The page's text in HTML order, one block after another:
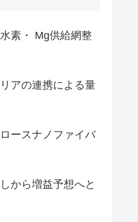
素・ Mg供給網整
アの連携による量
ースナノファイバ
から増益予想へと